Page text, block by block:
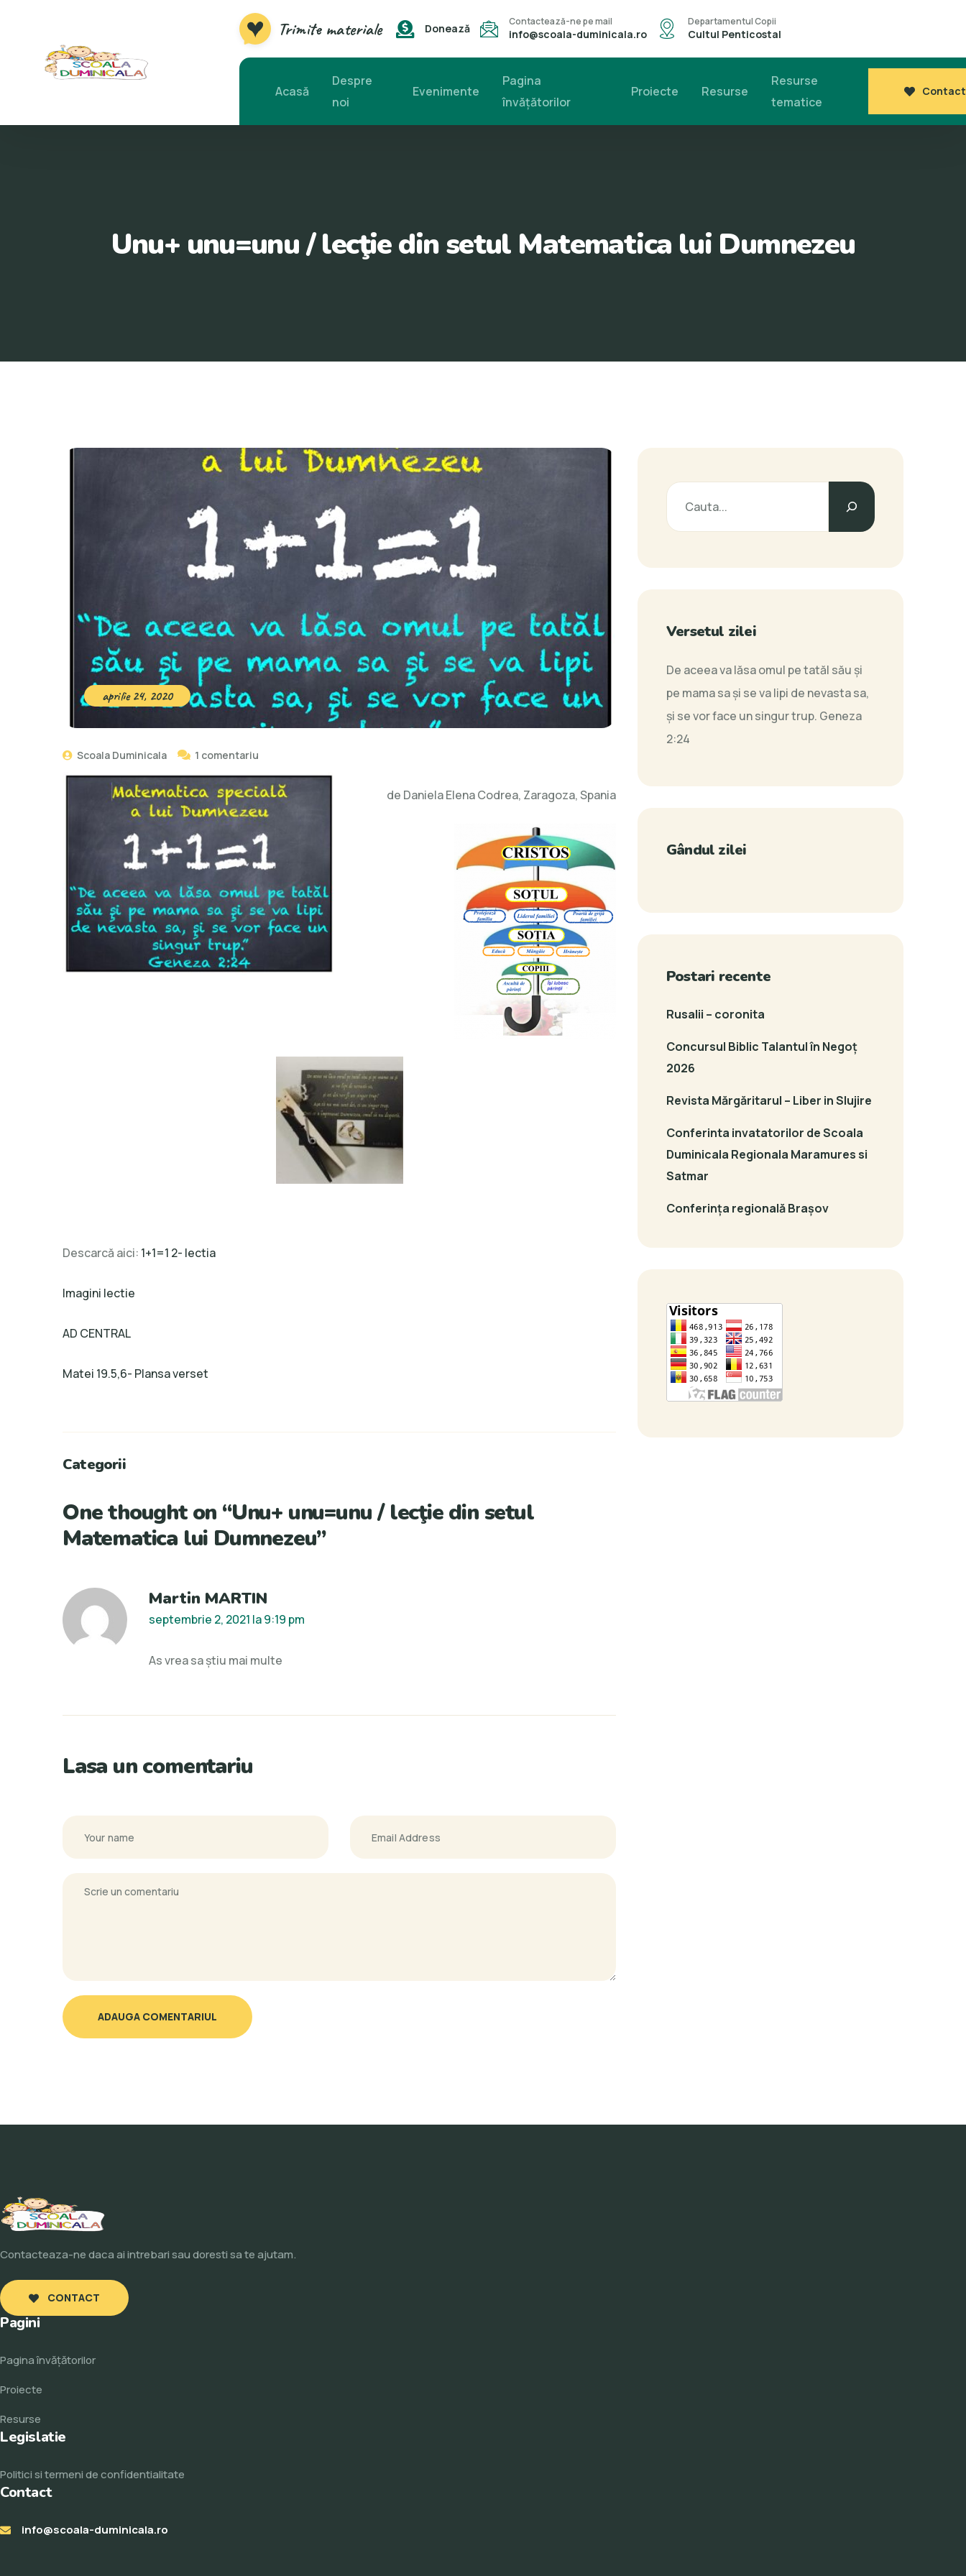
Trimite materiale Donează
Contactează-ne pe mail
info@scoala-duminicala.ro
Departamentul Copii
Cultul Penticostal
Acasă
Despre
noi
Evenimente
Pagina
învăţătorilor
Proiecte Resurse
Resurse
tematice
Contact
Unu+ unu=unu / lecţie din setul Matematica lui Dumnezeu
aprilie 24, 2020
Scoala Duminicala 1 comentariu
Unu+
unu=unu
/
lecţie
din
setul
Matematica
lui
Dumnezeu
de Daniela Elena Codrea, Zaragoza, Spania
Descarcă aici: 1+1=1 2- lectia
Imagini lectie
AD CENTRAL
Matei 19.5,6- Plansa verset
Categorii
One thought on “Unu+ unu=unu / lecţie din setul
Matematica lui Dumnezeu”
Martin MARTIN
septembrie 2, 2021 la 9:19 pm
As vrea sa știu mai multe
Lasa un comentariu
ADAUGA COMENTARIUL
Caută
Versetul zilei
De aceea va lăsa omul pe tatăl său şi
pe mama sa şi se va lipi de nevasta sa,
şi se vor face un singur trup. Geneza
2:24
Gândul zilei
Postari recente
Rusalii – coronita
Concursul Biblic Talantul în Negoț
2026
Revista Mărgăritarul – Liber in Slujire
Conferinta invatatorilor de Scoala
Duminicala Regionala Maramures si
Satmar
Conferința regională Brașov
Contacteaza-ne daca ai intrebari sau doresti sa te ajutam.
CONTACT
Pagini
Pagina învăţătorilor
Proiecte
Resurse
Legislatie
Politici si termeni de confidentialitate
Contact
info@scoala-duminicala.ro